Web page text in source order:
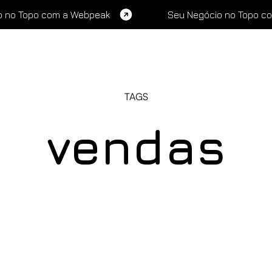
no Topo com a Webpeak Seu Negócio no Topo
TAGS
vendas